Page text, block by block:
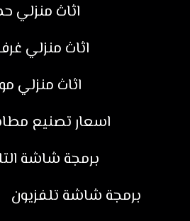
اثاث منزلي
اثاث منزلي
اثاث منزلي
اسعار تصنيع
برمجة شاشة
برمجة شاشة تلفزيون